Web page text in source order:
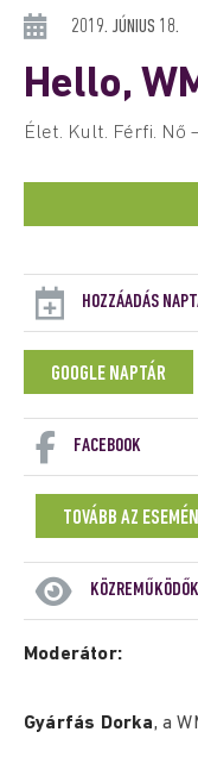
2019. JÚNIUS 18.
Hello,
Élet. Kult. Férfi. Nő
HOZZÁADÁS
GOOGLE NAPTÁR
FACEBOOK
TOVÁBB AZ
KÖZREMŰKÖDŐK
Moderátor:
Gyárfás Dorka, a